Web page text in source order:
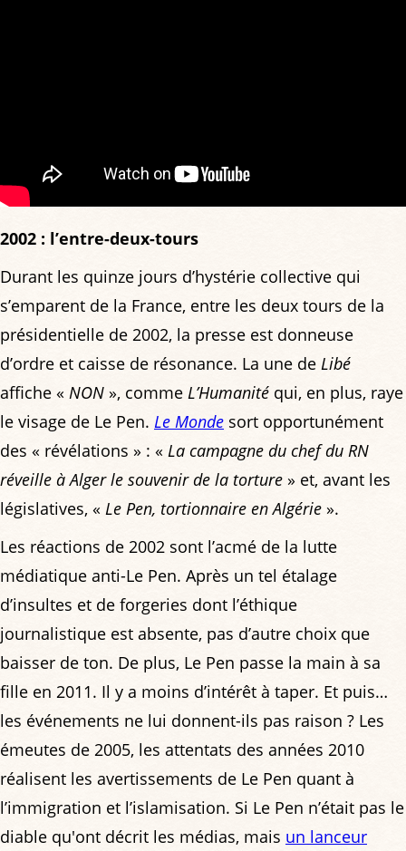
2002 : l’entre-deux-tours
Durant les quinze jours d’hystérie collective qui
s’emparent de la France, entre les deux tours de la
présidentielle de 2002, la presse est donneuse
d’ordre et caisse de résonance. La une de Libé
affiche « NON », comme L’Humanité qui, en plus, raye
le visage de Le Pen. Le Monde sort opportunément
des « révélations » : « La campagne du chef du RN
réveille à Alger le souvenir de la torture » et, avant les
législatives, « Le Pen, tortionnaire en Algérie ».
Les réactions de 2002 sont l’acmé de la lutte
médiatique anti-Le Pen. Après un tel étalage
d’insultes et de forgeries dont l’éthique
journalistique est absente, pas d’autre choix que
baisser de ton. De plus, Le Pen passe la main à sa
fille en 2011. Il y a moins d’intérêt à taper. Et puis…
les événements ne lui donnent-ils pas raison ? Les
émeutes de 2005, les attentats des années 2010
réalisent les avertissements de Le Pen quant à
l’immigration et l’islamisation. Si Le Pen n’était pas le
diable qu'ont décrit les médias, mais un lanceur